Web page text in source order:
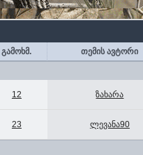
გამოხმ. თემის ავტორი
12 ზახარა
23 ლევანა90